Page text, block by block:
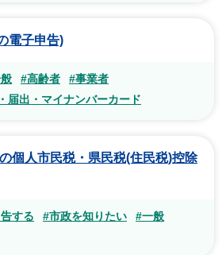
電子申告)
#高齢者
#事業者
届出・マイナンバーカード
個人市民税・県民税(住民税)控除
する #市政を知りたい
#一般